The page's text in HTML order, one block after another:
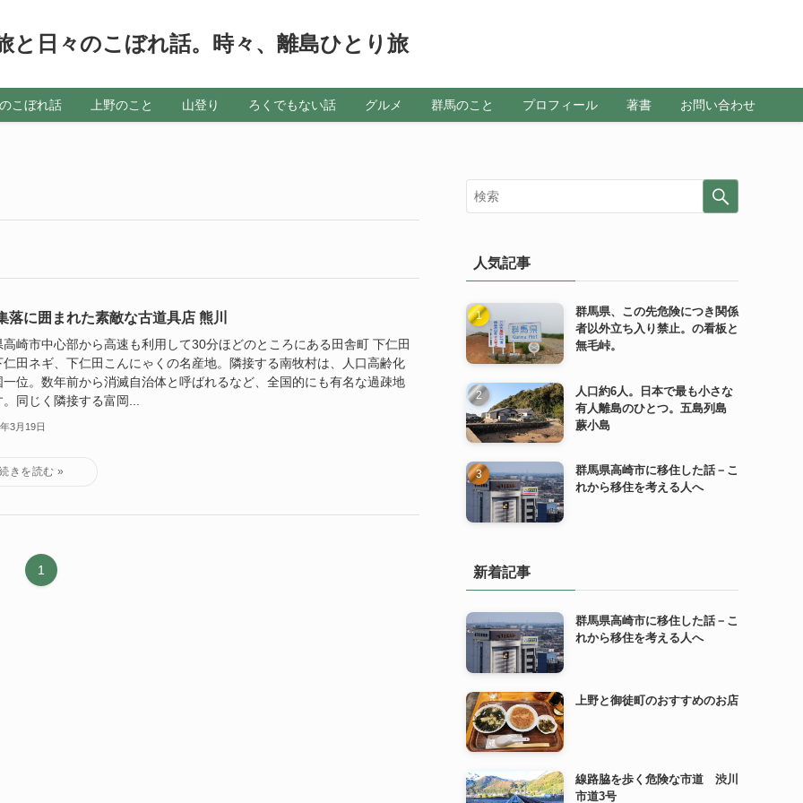
と日々のこぼれ話。時々、離島ひとり旅
こぼれ話 上野のこと 山登り ろくでもない話 グルメ 群馬のこと プロフィール 著書 お問い合わせ
落に囲まれた素敵な古道具店 熊川
高崎市中心部から高速も利用して30分ほどのところにある田舎町 下仁田
仁田ネギ、下仁田こんにゃくの名産地。隣接する南牧村は、人口高齢化
一位。数年前から消滅自治体と呼ばれるなど、全国的にも有名な過疎地
同じく隣接する富岡...
3月19日
1
人気記事
群馬県、この先危険につき関係
者以外立ち入り禁止。の看板と
無毛峠。
人口約6人。日本で最も小さな
有人離島のひとつ。五島列島
蕨小島
群馬県高崎市に移住した話－こ
れから移住を考える人へ
新着記事
群馬県高崎市に移住した話－こ
れから移住を考える人へ
上野と御徒町のおすすめのお店
線路脇を歩く危険な市道 渋川
市道3号